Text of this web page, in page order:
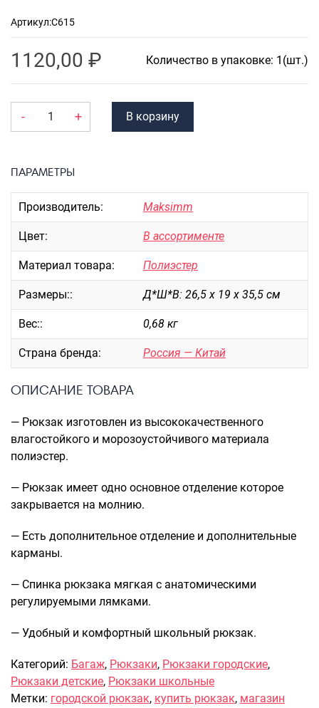
Рюкзаки на колесах
ШОППЕРЫ
Кейсы и планшеты
Кейсы
Аксессуары
ЧЕХЛЫ ДЛЯ ЧЕМОДАНОВ
Мешки для обуви
Пеналы для школы
Новинки
Багаж
Чемоданы оптом
Чемоданы детские
Пилоты на колесах
чемоданов
Бьюти-кейсы
Распродажа
Сумки колесные
Сумки спортивные
Сумки поясные
Сумки пляжные
Сумки для ноутбуков
Сумки-тележки хозяйственные
Артикул:C615
1120,00 ₽ Количество в упаковке: 1(шт.)
- + В корзину
ПАРАМЕТРЫ
Производитель: Maksimm
Цвет: В ассортименте
Материал товара: Полиэстер
Размеры:: Д*Ш*В: 26,5 х 19 х 35,5 см
Вес:: 0,68 кг
Страна бренда: Россия — Китай
ОПИСАНИЕ ТОВАРА
— Рюкзак изготовлен из высококачественного
влагостойкого и морозоустойчивого материала
полиэстер.
— Рюкзак имеет одно основное отделение которое
закрывается на молнию.
— Есть дополнительное отделение и дополнительные
карманы.
— Спинка рюкзака мягкая с анатомическими
регулируемыми лямками.
— Удобный и комфортный школьный рюкзак.
Категорий: Багаж, Рюкзаки, Рюкзаки городские,
Рюкзаки детские, Рюкзаки школьные
Метки: городской рюкзак, купить рюкзак, магазин